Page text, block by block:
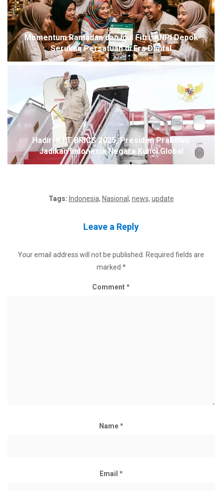
Momentum Ramadan dan Idul Fitri, KNPI Depok
Serukan Persatuan di Era Digital
Hadiri KTT BRICS 2025, Presiden Prabowo
Jadikan Indonesia Negara Kunci Global
Tags: Indonesia, Nasional, news, update
Leave a Reply
Your email address will not be published. Required fields are
marked *
Comment*
Name*
Email *